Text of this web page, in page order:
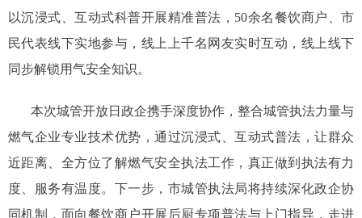
以沉浸式、互动式科普开展精准普法，50余名餐饮商户、市
民代表线下实地参与，线上上千名网友实时互动，线上线下
同步解锁用气安全知识。
本次城管开放日政企携手深度协作，整合城管执法力量与
燃气企业专业技术优势，通过沉浸式、互动式普法，让群众
近距离、全方位了解燃气安全执法工作，真正做到执法有力
度、服务有温度。下一步，市城管执法局将持续深化政企协
同机制，面向餐饮商户开展后厨专项普法与上门指导，走进